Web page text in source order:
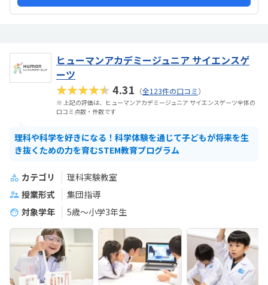
ヒューマンアカデミージュニア サイエンスゲ
ーツ
★★★★★4.31 （全123件の口コミ）
※ 上記の評価は、ヒューマンアカデミージュニア サイエンスゲーツ全体の
口コミ点数・件数です
理科や科学を好きになる！科学体験を通じて子どもが将来を生
き抜くための力を育むSTEM教育プログラム
カテゴリ
理科実験教室
授業形式
集団指導
対象学年
5歳〜小学3年生